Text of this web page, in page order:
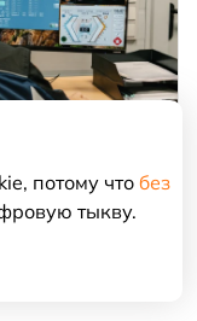
ПО для
потому что без
тыкву.